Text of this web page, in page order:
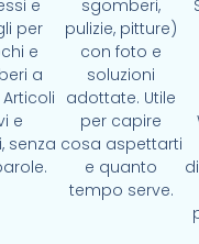
e
per
e
a
e
senza
sgomberi,
pulizie, pitture)
con foto e
soluzioni
adottate. Utile
per capire
cosa aspettarti
e quanto
tempo serve.